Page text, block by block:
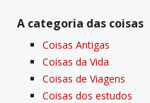
A categoria das coisas
Coisas Antigas
Coisas da Vida
Coisas de Viagens
Coisas dos estudos